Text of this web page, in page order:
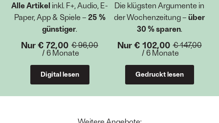
Alle Artikel inkl. F+, Audio, E-
Paper, App & Spiele – 25 %
günstiger.
Nur € 72,00 € 96,00
/ 6 Monate
Digital lesen
Die klügsten Argumente in
der Wochenzeitung – über
30 % sparen.
Nur € 102,00 € 147,00
/ 6 Monate
Gedruckt lesen